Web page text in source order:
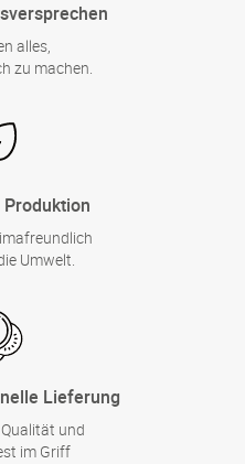
alles,
zu machen.
Umwelt.
Lieferung
und
im Griff